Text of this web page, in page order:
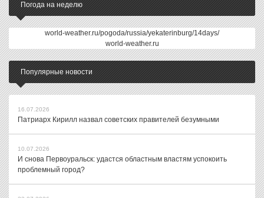
Погода на неделю
world-weather.ru/pogoda/russia/yekaterinburg/14days/
world-weather.ru
Популярные новости
16.07.2026
Патриарх Кирилл назвал советских правителей безумными
10.07.2026
И снова Первоуральск: удастся областным властям успокоить
проблемный город?